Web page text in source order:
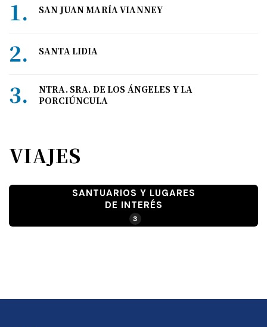
SAN JUAN MARÍA VIANNEY
SANTA LIDIA
NTRA. SRA. DE LOS ÁNGELES Y LA
PORCIÚNCULA
VIAJES
SANTUARIOS Y LUGARES
DE INTERÉS
3